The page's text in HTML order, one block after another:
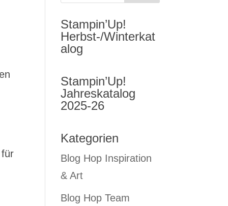
Stampin’Up!
Herbst-/Winterkat
alog
Stampin’Up!
Jahreskatalog
2025-26
Kategorien
Blog Hop Inspiration
& Art
Blog Hop Team